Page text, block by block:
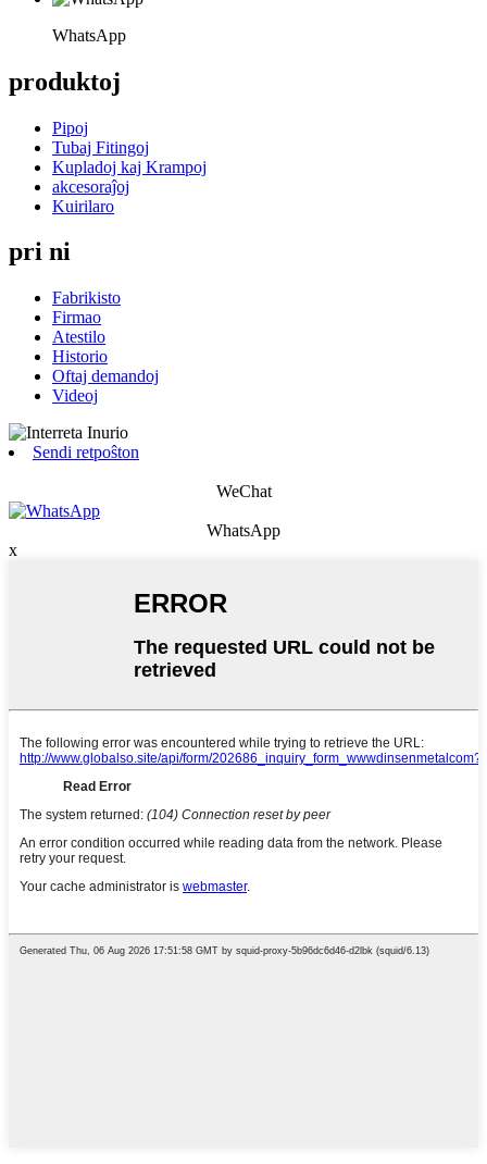
WhatsApp
produktoj
Pipoj
Tubaj Fitingoj
Kupladoj kaj Krampoj
akcesoraĵoj
Kuirilaro
pri ni
Fabrikisto
Firmao
Atestilo
Historio
Oftaj demandoj
Videoj
Sendi retpoŝton
WeChat
WhatsApp
x